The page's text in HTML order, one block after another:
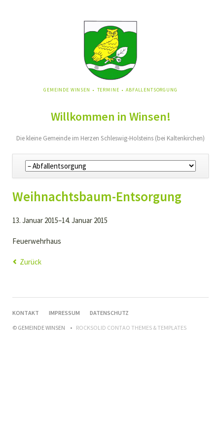
NAVIGATION
GEMEINDE WINSEN TERMINE ABFALLENTSORGUNG
Willkommen in Winsen!
Die kleine Gemeinde im Herzen Schleswig-Holsteins (bei Kaltenkirchen)
Navigation
überspringen
Weihnachtsbaum-Entsorgung
13. Januar 2015–14. Januar 2015
Feuerwehrhaus
Zurück
NAVIGATION
KONTAKT IMPRESSUM
DATENSCHUTZ
© GEMEINDE WINSEN
ROCKSOLID CONTAO THEMES & TEMPLATES